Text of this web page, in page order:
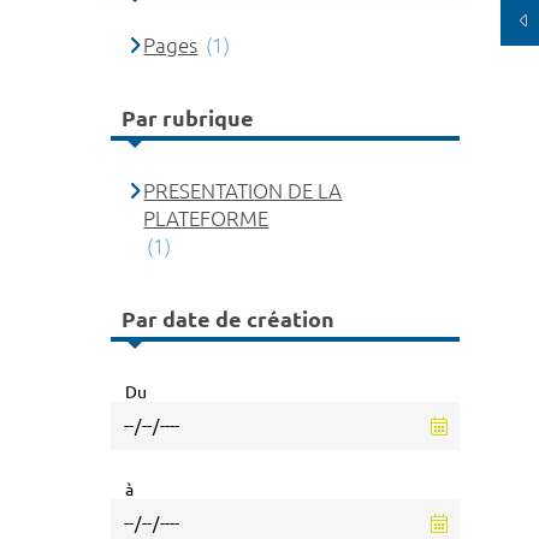
Pages (1)
Par rubrique
PRESENTATION DE LA
PLATEFORME
(1)
Par date de création
Du
à